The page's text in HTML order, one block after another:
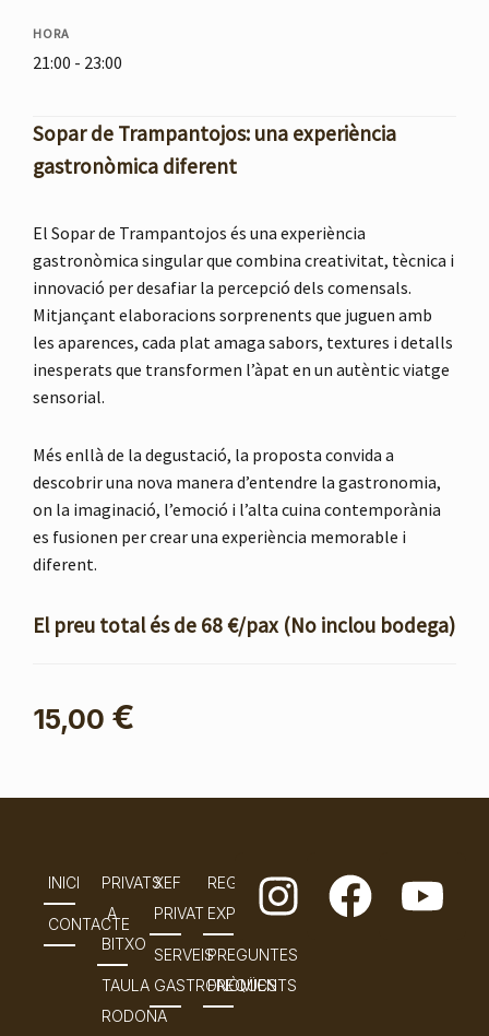
HORA
21:00 - 23:00
Sopar de Trampantojos: una experiència
gastronòmica diferent
El Sopar de Trampantojos és una experiència
gastronòmica singular que combina creativitat, tècnica i
innovació per desafiar la percepció dels comensals.
Mitjançant elaboracions sorprenents que juguen amb
les aparences, cada plat amaga sabors, textures i detalls
inesperats que transformen l’àpat en un autèntic viatge
sensorial.
Més enllà de la degustació, la proposta convida a
descobrir una nova manera d’entendre la gastronomia,
on la imaginació, l’emoció i l’alta cuina contemporània
es fusionen per crear una experiència memorable i
diferent.
El preu total és de 68 €/pax (No inclou bodega)
15,00 €
INICI
CONTACTE
PRIVATS
A
BITXO
TAULA
RODONA
XEF
PRIVAT
SERVEIS
GASTRONÒMICS
REGALA
EXPERÈNCIES
PREGUNTES
FREQÜENTS